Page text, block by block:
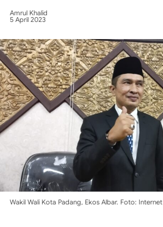
Amrul Khalid
5 April 2023
Wakil Wali Kota Padang, Ekos Albar. Foto: Internet